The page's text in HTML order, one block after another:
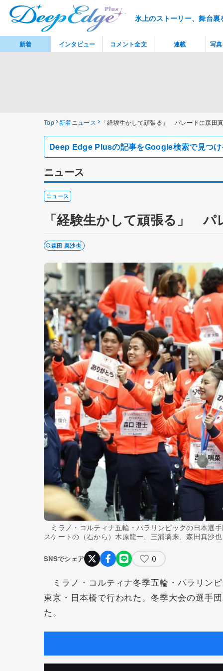
氷上のストーリー、舞台
Top 新着ニュース 「経験生かして頑張る」 パレードに森田
Deep Edge Plusの記事をGoogle検索で見つ
ニュース
ニュース
「経験生かして頑張る」
森田 真沙也
ミラノ・コルティナ五輪・パラリンピックの日本選
スケートの（右から）木原龍一、三浦璃来、森田真沙
SNSでシェア 0
ミラノ・コルティナ冬季五輪・パラリン
東京・日本橋で行われた。冬季大会の選手
た。
新着 インタビュー コメント全文 連載 写